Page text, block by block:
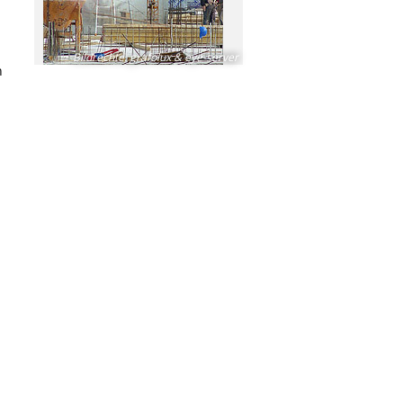
Bildrechte:grafolux & eye-server